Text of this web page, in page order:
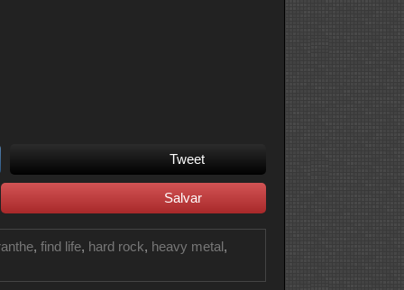
Tweet
Salvar
, find life, hard rock, heavy metal ,